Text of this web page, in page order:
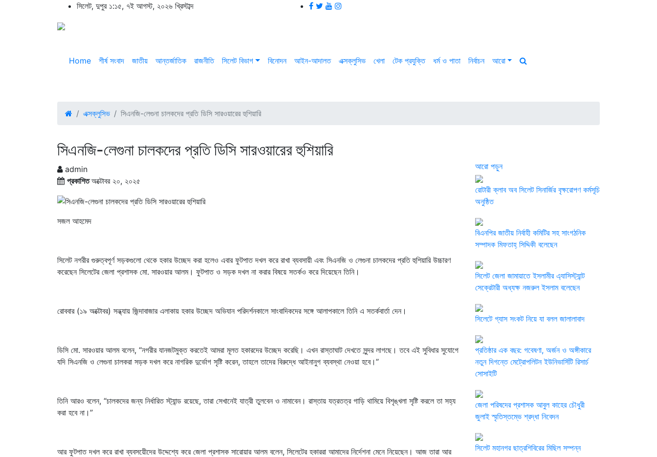
সিলেট, দুপুর ১:১৫, ৭ই আগস্ট, ২০২৬ খ্রিস্টাব্দ
Home শীর্ষ সংবাদ জাতীয় আন্তর্জাতিক রাজনীতি সিলেট বিভাগ বিনোদন আইন-আদালত এক্সক্লুসিভ খেলা টেক প্রযুক্তি ধর্ম ও পাতা নির্বাচন আরো
এক্সক্লুসিভ সিএনজি-লেগুনা চালকদের প্রতি ডিসি সারওয়ারের হুশিয়ারি
সিএনজি-লেগুনা চালকদের প্রতি ডিসি সারওয়ারের হুশিয়ারি
admin
প্রকাশিতঅক্টোবর ২০, ২০২৫
সজল আহমেদ
সিলেট নগরীর গুরুত্বপূর্ণ সড়কগুলো থেকে হকার উচ্ছেদ করা হলেও এবার ফুটপাত দখল করে রাখা ব্যবসায়ী এবং সিএনজি ও লেগুনা চালকদের প্রতি হুশিয়ারি উচ্চারণ
করেছেন সিলেটের জেলা প্রশাসক মো. সারওয়ার আলম। ফুটপাত ও সড়ক দখল না করার বিষয়ে সতর্কও করে দিয়েছেন তিনি।
রোববার (১৯ অক্টোবর) সন্ধ্যায় জিন্দাবাজার এলাকায় হকার উচ্ছেদ অভিযান পরিদর্শনকালে সাংবাদিকদের সঙ্গে আলাপকালে তিনি এ সতর্কবার্তা দেন।
ডিসি মো. সারওয়ার আলম বলেন, “নগরীর যানজটমুক্ত করতেই আমরা মূলত হকারদের উচ্ছেদ করেছি। এখন রাস্তাঘাট দেখতে সুন্দর লাগছে। তবে এই সুবিধার সুযোগে
যদি সিএনজি ও লেগুনা চালকরা সড়ক দখল করে নাগরিক দুর্ভোগ সৃষ্টি করেন, তাহলে তাদের বিরুদ্ধে আইনানুগ ব্যবস্থা নেওয়া হবে।”
তিনি আরও বলেন, “চালকদের জন্য নির্ধারিত স্ট্যান্ড রয়েছে, তারা সেখানেই যাত্রী তুলবেন ও নামাবেন। রাস্তায় যত্রতত্র গাড়ি থামিয়ে বিশৃঙ্খলা সৃষ্টি করলে তা সহ্য
করা হবে না।”
আর ফুটপাত দখল করে রাখা ব্যবসয়েীদের উদ্দেশ্যে করে জেলা প্রশাসক সারোয়ার আলম বলেন, সিলেটের হকাররা আমাদের নির্দেশনা মেনে নিয়েছেন। আজ তারা আর
আরো পড়ুন
রোটারী ক্লাব অব সিলেট সিনার্জির বৃক্ষরোপণ কর্মসূচি
অনুষ্ঠিত
বিএনপির জাতীয় নির্বাহী কমিটির সহ সাংগঠনিক
সম্পাদক মিফতাহ্ সিদ্দিকী বলেছেন
সিলেট জেলা জামায়াতে ইসলামীর এ্যাসিস্ট্যান্ট
সেক্রেটারী অধ্যক্ষ নজরুল ইসলাম বলেছেন
সিলেটে গ্যাস সংকট নিয়ে যা বলল জালালাবাদ
প্রতিষ্ঠার এক বছর: গবেষণা, অর্জন ও অঙ্গীকারে
নতুন দিগন্তে মেট্রোপলিটন ইউনিভার্সিটি রিসার্চ
সোসাইটি
জেলা পরিষদের প্রশাসক আবুল কাহের চৌধুরী
জুলাই স্মৃতিস্তম্ভে শ্রদ্ধা নিবেদন
সিলেট মহানগর ছাত্রশিবিরের মিছিল সম্পন্ন